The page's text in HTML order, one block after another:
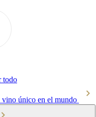
todo
único en el mundo